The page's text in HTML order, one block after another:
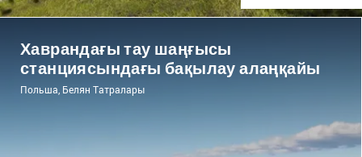
Хаврандағы тау шаңғысы
станциясындағы бақылау алаңқайы
Польша, Белян Татралары